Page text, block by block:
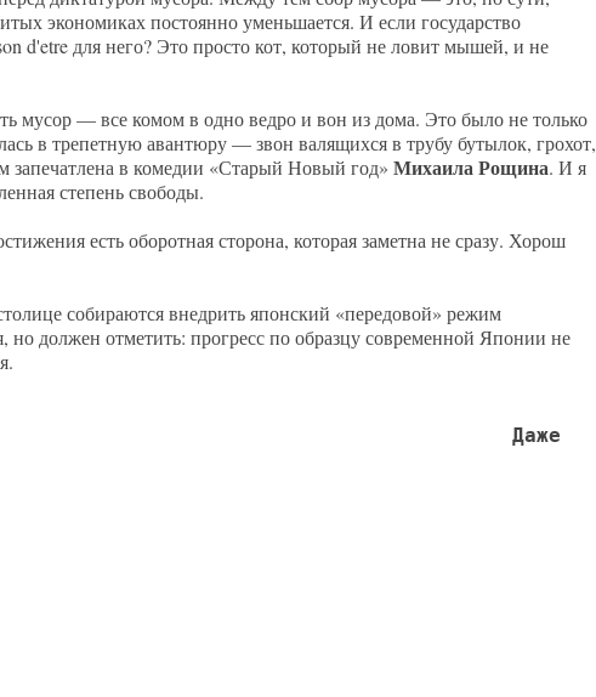
экономиках постоянно уменьшается. И если государство
d'etre для него? Это просто кот, который не ловит мышей, и не
мусор — все комом в одно ведро и вон из дома. Это было не только
в трепетную авантюру — звон валящихся в трубу бутылок, грохот,
запечатлена в комедии «Старый Новый год» Михаила Рощина. И я
степень свободы.
есть оборотная сторона, которая заметна не сразу. Хорош
собираются внедрить японский «передовой» режим
должен отметить: прогресс по образцу современной Японии не
Даже